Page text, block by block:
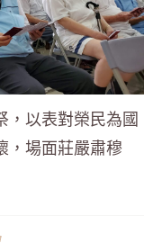
，以表對榮民為國
，場面莊嚴肅穆